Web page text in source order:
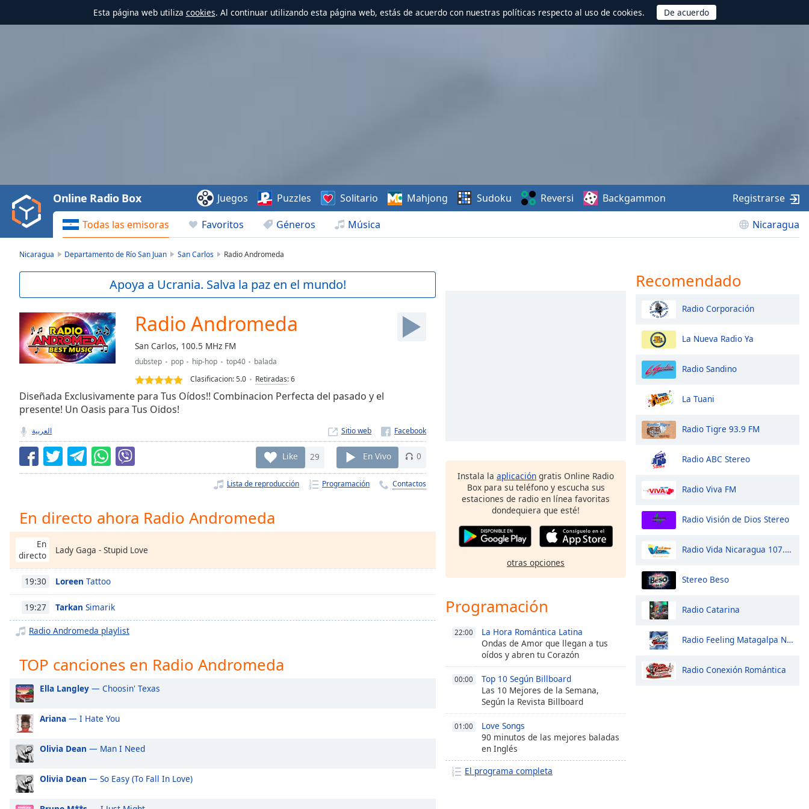
Esta página web utiliza cookies. Al continuar utilizando esta página web, estás de acuerdo con nuestras políticas respecto al uso de cookies.
Video
Play
Backward
Skip
Current
Duration-:-
Loaded:
0.00%
Stream
Seek to
currently
LIVE
Remaining
Rate
Chapters
descriptions
off,
selected
Subtitles
subtitles
settings
subtitles
dialog
subtitles
off
selected
Todas las emisoras Favoritos Géneros Música Nicaragua
Online Radio Box Juegos Puzzles Solitario Mahjong Sudoku Reversi Backgammon Registrarse
Nicaragua Departamento de Río San Juan San Carlos Radio Andromeda
Apoya a Ucrania. Salva la paz en el mundo!
Radio Andromeda
San Carlos, 100.5 MHz FM
dubstep pop hip-hop top40
balada
Clasificacion:5.0 Retiradas:6
Diseñada Exclusivamente para Tus Oídos!! Combinacion Perfecta del pasado y el
presente! Un Oasis para Tus Oidos!
العربية Sitio web
Like 29 En Vivo 0
Lista de reproducción Programación Contactos
En directo ahora Radio Andromeda
En
directo
Lady Gaga - Stupid Love
19:30 Loreen Tattoo
19:27 Tarkan Simarik
Radio Andromeda playlist
TOP canciones en Radio Andromeda
Ella Langley — Choosin' Texas
Ariana — I Hate You
Olivia Dean — Man I Need
Olivia Dean — So Easy (To Fall In Love)
Instala la aplicación gratis Online Radio
Box para su teléfono y escucha sus
estaciones de radio en línea favoritas
dondequiera que esté!
otras opciones
Programación
22:00
La Hora Romántica Latina
Ondas de Amor que llegan a tus
oídos y abren tu Corazón
00:00
Top 10 Según Billboard
Las 10 Mejores de la Semana,
Según la Revista Billboard
01:00
Love Songs
90 minutos de las mejores baladas
en Inglés
El programa completa
Recomendado
Radio Corporación
La Nueva Radio Ya
Radio Sandino
La Tuani
Radio Tigre 93.9 FM
Radio ABC Stereo
Radio Viva FM
Radio Visión de Dios Stereo
Radio Vida Nicaragua 107.3 fm
Stereo Beso
Radio Catarina
Radio Feeling Matagalpa Nicaragua
Radio Conexión Romántica